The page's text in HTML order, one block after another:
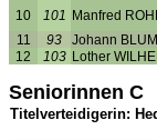
10
101 Manfred
11
93 Johann BLUM
12
103 Lother
Seniorinnen C
Titelverteidigerin: